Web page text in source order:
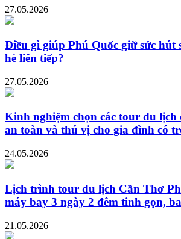
27.05.2026
Điều gì giúp Phú Quốc giữ sức hút
hè liên tiếp?
27.05.2026
Kinh nghiệm chọn các tour du lịch
an toàn và thú vị cho gia đình có
24.05.2026
Lịch trình tour du lịch Cần Thơ
máy bay 3 ngày 2 đêm tinh gọn,
21.05.2026